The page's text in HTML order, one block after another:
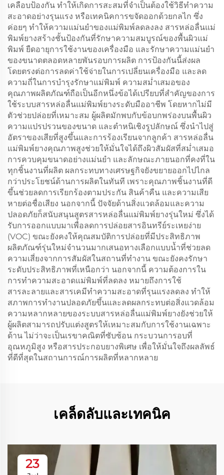
เคลือบป้องกัน ทำให้เกิดการสะสมที่จำเป็นต้องใช้วิธีทำความ
สะอาดอย่างรุนแรง หรือเทคนิคการขจัดออกด้วยกลไก ซึ่ง
ค่อยๆ ทำให้ความแม่นยำของแม่พิมพ์ลดลงลง สารหล่อลื่นแม่
พิมพ์ยางสร้างชั้นป้องกันที่รักษาความสมบูรณ์ของพื้นผิวแม่
พิมพ์ ยืดอายุการใช้งานของเครื่องมือ และรักษาความแม่นยำ
ของขนาดตลอดหลายพันรอบการผลิต การป้องกันนี้ส่งผล
โดยตรงต่อการลดค่าใช้จ่ายในการเปลี่ยนเครื่องมือ และลด
ความถี่ในการบำรุงรักษาแม่พิมพ์ ความสม่ำเสมอของ
คุณภาพผลิตภัณฑ์ถือเป็นอีกหนึ่งข้อได้เปรียบที่สำคัญของการ
ใช้ระบบสารหล่อลื่นแม่พิมพ์ยางระดับมืออาชีพ โดยหากไม่มี
ตัวช่วยปล่อยที่เหมาะสม ผู้ผลิตมักพบกับข้อบกพร่องบนพื้นผิว
ความแปรปรวนของขนาด และตำหนิเชิงรูปลักษณ์ ซึ่งนำไปสู่
อัตราของเสียที่สูงขึ้นและการร้องเรียนจากลูกค้า สารหล่อลื่น
แม่พิมพ์ยางคุณภาพสูงช่วยให้มั่นใจได้ถึงผิวสัมผัสที่สม่ำเสมอ
การควบคุมขนาดอย่างแม่นยำ และลักษณะภายนอกที่คงที่ใน
ทุกชิ้นงานที่ผลิต ผลกระทบทางเศรษฐกิจยังขยายออกไปไกล
กว่าประโยชน์ด้านการผลิตในทันที เพราะคุณภาพชิ้นงานที่ดี
ขึ้นช่วยลดการเรียกร้องตามประกัน สินค้าคืน และความเสีย
หายต่อชื่อเสียง นอกจากนี้ ปัจจัยด้านสิ่งแวดล้อมและความ
ปลอดภัยก็สนับสนุนสูตรสารหล่อลื่นแม่พิมพ์ยางรุ่นใหม่ ซึ่งได้
รับการออกแบบมาเพื่อลดการปล่อยสารอินทรีย์ระเหยง่าย
(VOC) ขณะยังคงให้คุณสมบัติการปล่อยที่มีประสิทธิภาพ
ผลิตภัณฑ์รุ่นใหม่จำนวนมากเสนอทางเลือกแบบน้ำที่ช่วยลด
ความเสี่ยงจากการสัมผัสในสถานที่ทำงาน ขณะยังคงรักษา
ระดับประสิทธิภาพที่เหนือกว่า นอกจากนี้ ความต้องการใน
การทำความสะอาดแม่พิมพ์ที่ลดลง หมายถึงการใช้
สารละลายและสารเคมีทำความสะอาดที่รุนแรงลดลง ทำให้
สภาพการทำงานปลอดภัยขึ้นและลดผลกระทบต่อสิ่งแวดล้อม
ความหลากหลายของระบบสารหล่อลื่นแม่พิมพ์ยางยังช่วยให้
ผู้ผลิตสามารถปรับแต่งสูตรให้เหมาะสมกับการใช้งานเฉพาะ
ด้าน ไม่ว่าจะเป็นเรขาคณิตที่ซับซ้อน กระบวนการอบที่
อุณหภูมิสูง หรือสารประกอบยางพิเศษ เพื่อให้มั่นใจถึงผลลัพธ์
ที่ดีที่สุดในสถานการณ์การผลิตที่หลากหลาย
เคล็ดลับและเทคนิค
23